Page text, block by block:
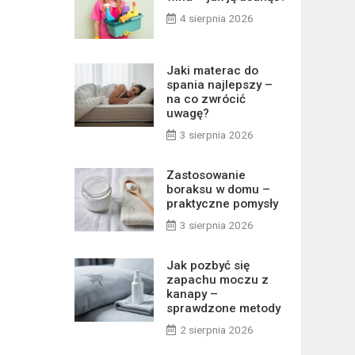
4 sierpnia 2026
Jaki materac do
spania najlepszy –
na co zwrócić
uwagę?
3 sierpnia 2026
Zastosowanie
boraksu w domu –
praktyczne pomysły
3 sierpnia 2026
Jak pozbyć się
zapachu moczu z
kanapy –
sprawdzone metody
2 sierpnia 2026